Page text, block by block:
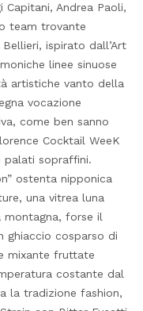
Andrea Paoli,
team trovante
ispirato dall’Art
linee sinuose
artistiche vanto della
vocazione
come ben sanno
Cocktail WeeK
palati sopraffini.
ostenta nipponica
una vitrea luna
montagna, forse il
ghiaccio cosparso di
mixante fruttate
costante dal
la tradizione fashion,